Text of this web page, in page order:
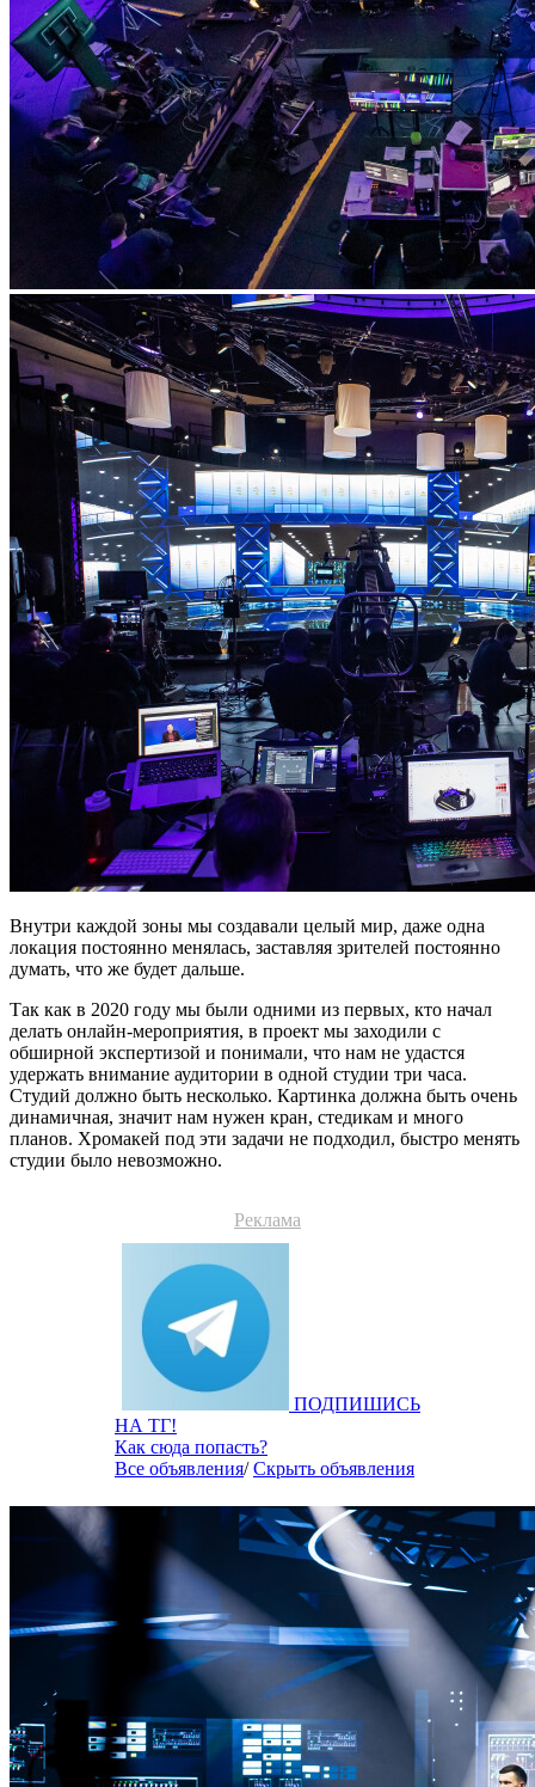
Внутри каждой зоны мы создавали целый мир, даже одна
локация постоянно менялась, заставляя зрителей постоянно
думать, что же будет дальше.
Так как в 2020 году мы были одними из первых, кто начал
делать онлайн-мероприятия, в проект мы заходили с
обширной экспертизой и понимали, что нам не удастся
удержать внимание аудитории в одной студии три часа.
Студий должно быть несколько. Картинка должна быть очень
динамичная, значит нам нужен кран, стедикам и много
планов. Хромакей под эти задачи не подходил, быстро менять
студии было невозможно.
Реклама
ПОДПИШИСЬ
НА ТГ!
Как сюда попасть?
Все объявления/Скрыть объявления